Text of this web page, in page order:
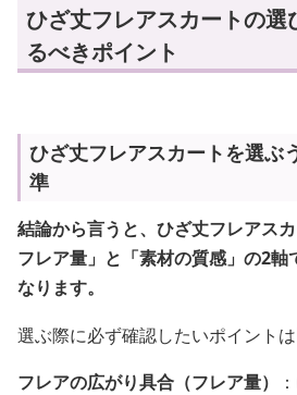
ひざ丈フレアスカートの選
るべきポイント
ひざ丈フレアスカートを選ぶ
準
結論から言うと、ひざ丈フレアス
フレア量」と「素材の質感」の2軸
なります。
選ぶ際に必ず確認したいポイントは
フレアの広がり具合（フレア量）